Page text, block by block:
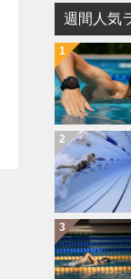
週間人気